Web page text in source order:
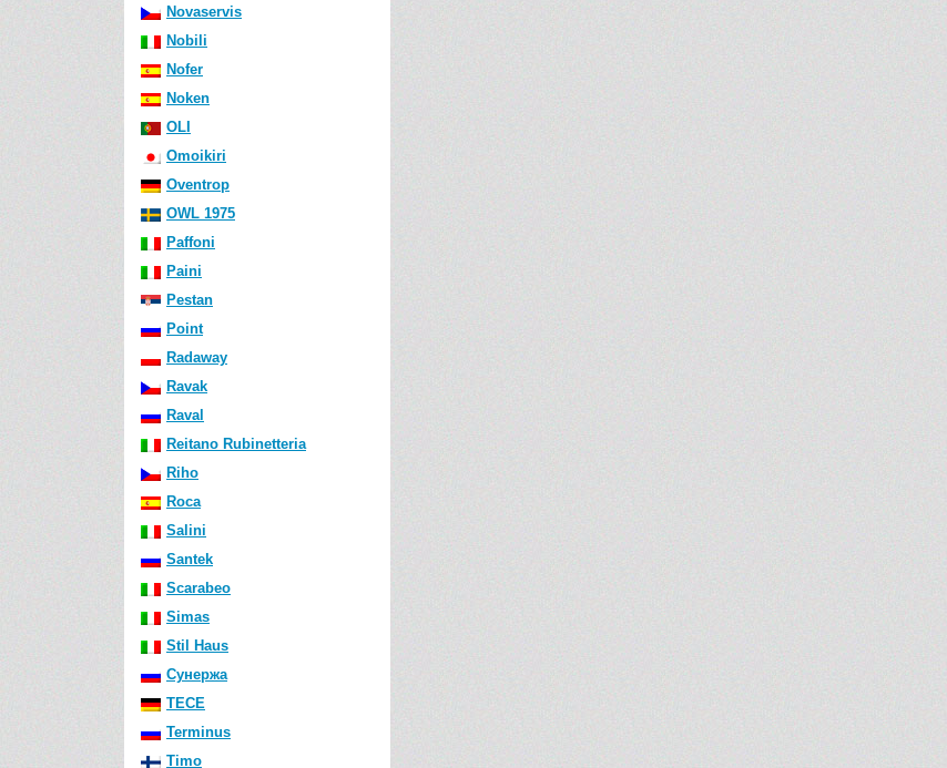
Novaservis
Nobili
Nofer
Noken
OLI
Omoikiri
Oventrop
OWL 1975
Paffoni
Paini
Pestan
Point
Radaway
Ravak
Raval
Reitano Rubinetteria
Riho
Roca
Salini
Santek
Scarabeo
Simas
Stil Haus
Сунержа
TECE
Terminus
Timo